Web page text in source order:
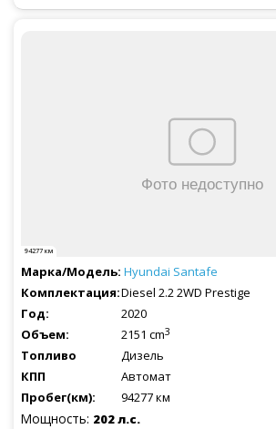
94277 км
Hyundai Santafe
Diesel 2.2 2WD Prestige
2020
2151 cm3
Дизель
Автомат
94277 км
Мощность: 202 л.с.